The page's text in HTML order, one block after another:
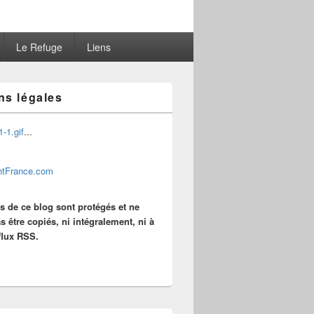
Le Refuge Liens
légales
...
de ce blog sont protégés et ne
être copiés, ni intégralement, ni à
RSS.